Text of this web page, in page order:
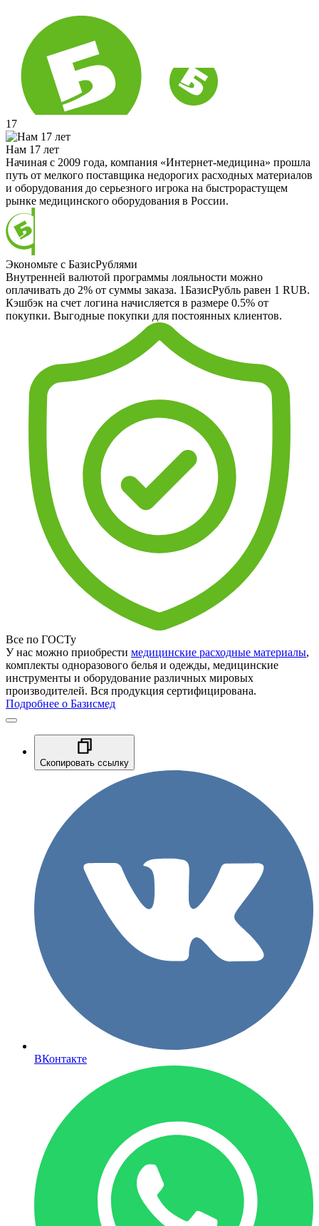
17
Нам 17 лет
Начиная с 2009 года, компания «Интернет-медицина» прошла
путь от мелкого поставщика недорогих расходных материалов
и оборудования до серьезного игрока на быстрорастущем
рынке медицинского оборудования в России.
Экономьте с БазисРублями
Внутренней валютой программы лояльности можно
оплачивать до 2% от суммы заказа. 1БазисРубль равен 1 RUB.
Кэшбэк на счет логина начисляется в размере 0.5% от
покупки. Выгодные покупки для постоянных клиентов.
Все по ГОСТу
У нас можно приобрести медицинские расходные материалы,
комплекты одноразового белья и одежды, медицинские
инструменты и оборудование различных мировых
производителей. Вся продукция сертифицирована.
Подробнее о Базисмед
Скопировать ссылку
ВКонтакте